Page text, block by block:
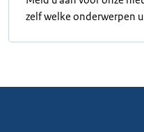
zelf welke onderwerpen